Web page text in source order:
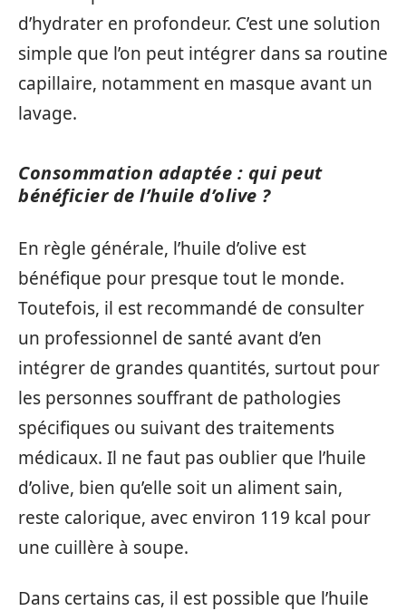
d’hydrater en profondeur. C’est une solution
simple que l’on peut intégrer dans sa routine
capillaire, notamment en masque avant un
lavage.
Consommation adaptée : qui peut
bénéficier de l’huile d’olive ?
En règle générale, l’huile d’olive est
bénéfique pour presque tout le monde.
Toutefois, il est recommandé de consulter
un professionnel de santé avant d’en
intégrer de grandes quantités, surtout pour
les personnes souffrant de pathologies
spécifiques ou suivant des traitements
médicaux. Il ne faut pas oublier que l’huile
d’olive, bien qu’elle soit un aliment sain,
reste calorique, avec environ 119 kcal pour
une cuillère à soupe.
Dans certains cas, il est possible que l’huile